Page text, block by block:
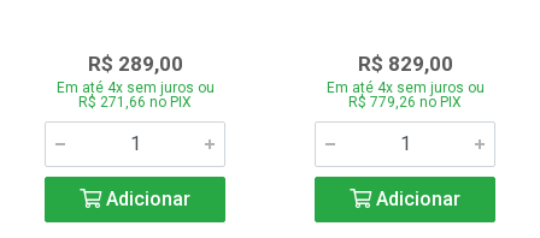
R$ 289,00
Em até 4x sem juros ou
R$ 271,66 no PIX
Adicionar
R$ 829,00
Em até 4x sem juros ou
R$ 779,26 no PIX
Adicionar